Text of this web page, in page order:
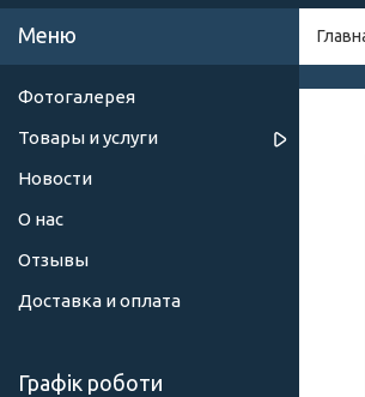
Фотогалерея
Товары и услуги
Новости
О нас
Отзывы
Доставка и оплата
Графік роботи